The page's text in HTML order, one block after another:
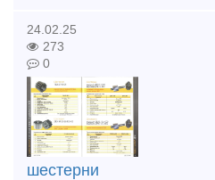
24.02.25
273
0
шестерни